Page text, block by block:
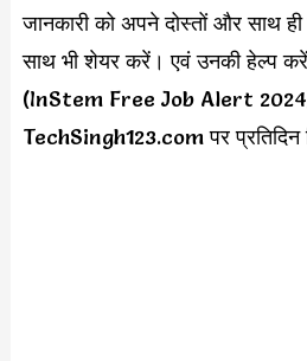
जानकारी को अपने दोस्तों और साथ
साथ भी शेयर करें। एवं उनकी हेल्प करें
(InStem Free Job Alert
TechSingh123.com पर प्रतिदिन